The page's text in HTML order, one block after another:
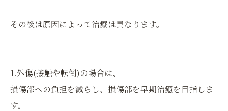
その後は原因によって治療は異なります。
1.外傷(接触や転倒)の場合は、
損傷部への負担を減らし、損傷部を早期治癒を目指しま
す。